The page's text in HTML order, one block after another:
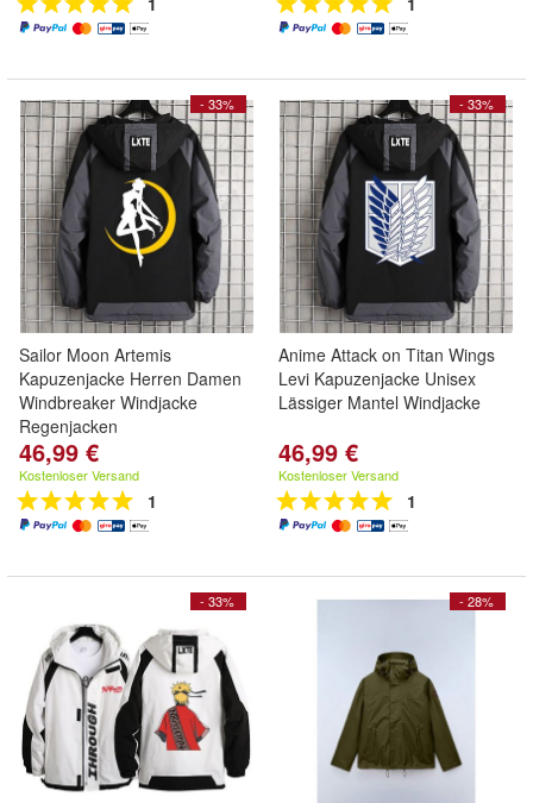
- 33%
Sailor Moon Artemis
Kapuzenjacke Herren Damen
Windbreaker Windjacke
Regenjacken
46,99 €
Kostenloser Versand
1
- 33%
Anime Attack on Titan Wings
Levi Kapuzenjacke Unisex
Lässiger Mantel Windjacke
46,99 €
Kostenloser Versand
1
- 33% - 28%